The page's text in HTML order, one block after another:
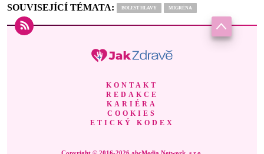
SOUVISEJÍCÍ TÉMATA: BOLEST HLAVY MIGRÉNA
KONTAKT
REDAKCE
KARIÉRA
COOKIES
ETICKÝ KODEX